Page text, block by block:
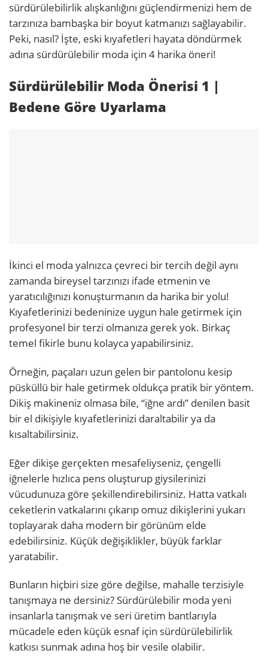
sürdürülebilirlik alışkanlığını güçlendirmenizi hem de
tarzınıza bambaşka bir boyut katmanızı sağlayabilir.
Peki, nasıl? İşte, eski kıyafetleri hayata döndürmek
adına sürdürülebilir moda için 4 harika öneri!
Sürdürülebilir Moda Önerisi 1 |
Bedene Göre Uyarlama
İkinci el moda yalnızca çevreci bir tercih değil aynı
zamanda bireysel tarzınızı ifade etmenin ve
yaratıcılığınızı konuşturmanın da harika bir yolu!
Kıyafetlerinizi bedeninize uygun hale getirmek için
profesyonel bir terzi olmanıza gerek yok. Birkaç
temel fikirle bunu kolayca yapabilirsiniz.
Örneğin, paçaları uzun gelen bir pantolonu kesip
püsküllü bir hale getirmek oldukça pratik bir yöntem.
Dikiş makineniz olmasa bile, “iğne ardı” denilen basit
bir el dikişiyle kıyafetlerinizi daraltabilir ya da
kısaltabilirsiniz.
Eğer dikişe gerçekten mesafeliyseniz, çengelli
iğnelerle hızlıca pens oluşturup giysilerinizi
vücudunuza göre şekillendirebilirsiniz. Hatta vatkalı
ceketlerin vatkalarını çıkarıp omuz dikişlerini yukarı
toplayarak daha modern bir görünüm elde
edebilirsiniz. Küçük değişiklikler, büyük farklar
yaratabilir.
Bunların hiçbiri size göre değilse, mahalle terzisiyle
tanışmaya ne dersiniz? Sürdürülebilir moda yeni
insanlarla tanışmak ve seri üretim bantlarıyla
mücadele eden küçük esnaf için sürdürülebilirlik
katkısı sunmak adına hoş bir vesile olabilir.